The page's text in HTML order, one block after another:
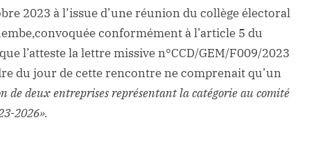
2023 à l’issue d’une réunion du collège électoral
conformément à l’article 5 du
l’atteste la lettre missive n°CCD/GEM/F009/2023
du jour de cette rencontre ne comprenait qu’un
de deux entreprises représentant la catégorie au comité
2026».